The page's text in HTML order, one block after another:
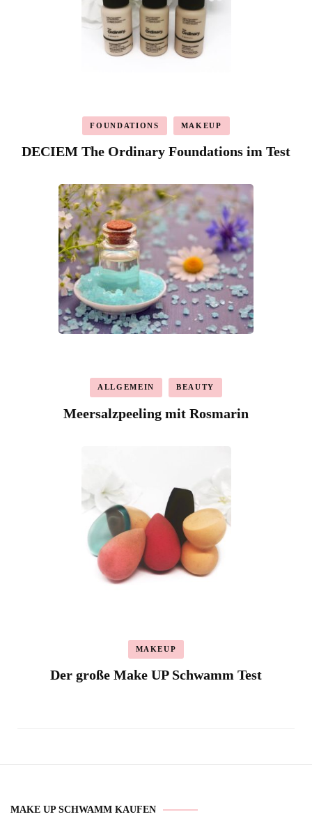
FOUNDATIONS MAKEUP
DECIEM The Ordinary Foundations im Test
ALLGEMEIN BEAUTY
Meersalzpeeling mit Rosmarin
MAKEUP
Der große Make UP Schwamm Test
MAKE UP SCHWAMM KAUFEN